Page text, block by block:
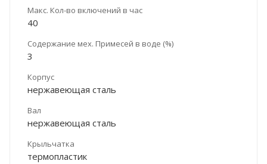
Макс. Кол-во включений в час
40
Содержание мех. Примесей в воде (%)
3
Корпус
нержавеющая сталь
Вал
нержавеющая сталь
Крыльчатка
термопластик